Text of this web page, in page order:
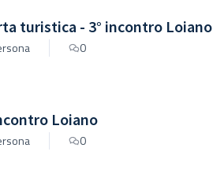
turistica - 3° incontro Loiano
0
Loiano
0